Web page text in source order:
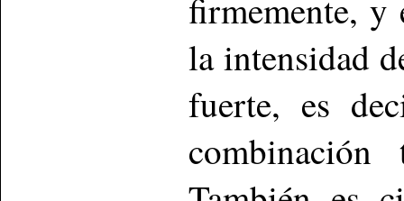
firmemente, y
la intensidad
fuerte, es